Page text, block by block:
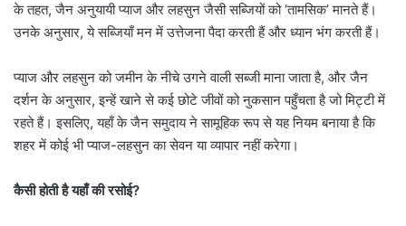
के तहत, जैन अनुयायी प्याज और लहसुन जैसी सब्जियों को ‘तामसिक’ मानते हैं।
उनके अनुसार, ये सब्जियाँ मन में उत्तेजना पैदा करती हैं और ध्यान भंग करती हैं।
प्याज और लहसुन को जमीन के नीचे उगने वाली सब्जी माना जाता है, और जैन
दर्शन के अनुसार, इन्हें खाने से कई छोटे जीवों को नुकसान पहुँचता है जो मिट्टी में
रहते हैं। इसलिए, यहाँ के जैन समुदाय ने सामूहिक रूप से यह नियम बनाया है कि
शहर में कोई भी प्याज-लहसुन का सेवन या व्यापार नहीं करेगा।
कैसी होती है यहाँ की रसोई?